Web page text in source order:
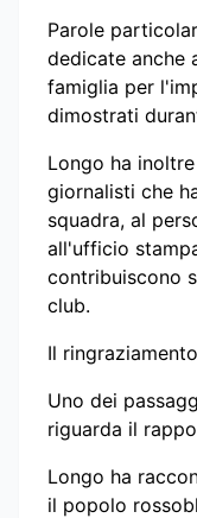
Parole
dedicate anche
famiglia per
dimostrati
Longo ha
giornalisti che
squadra, al
all'ufficio
contribuiscono
club.
Il
Uno dei
riguarda il
Longo ha
il popolo